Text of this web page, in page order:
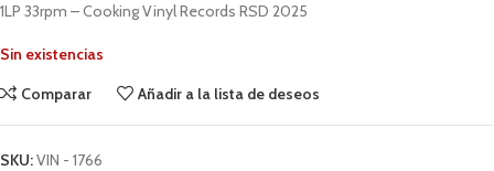
1LP 33rpm – Cooking Vinyl Records RSD 2025
Sin existencias
Comparar
Añadir a la lista de deseos
SKU:VIN - 1766